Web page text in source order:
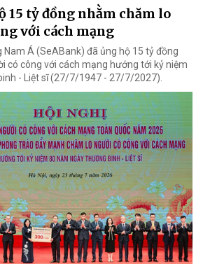
15 tỷ đồng nhằm chăm lo
với cách mạng
Nam Á (SeABank) đã ủng hộ 15 tỷ đồng
có công với cách mạng hướng tới kỷ niệm
- Liệt sĩ (27/7/1947 - 27/7/2027).